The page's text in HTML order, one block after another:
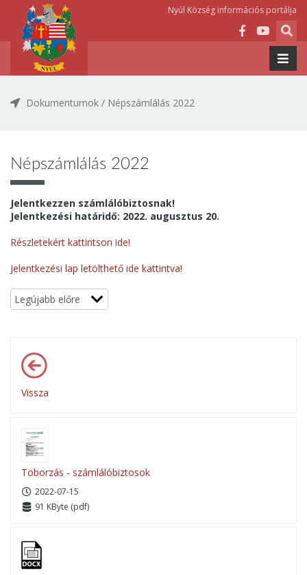
Nyúl Község információs portálja
Dokumentumok / Népszámlálás 2022
Népszámlálás 2022
Jelentkezzen számlálóbiztosnak!
Jelentkezési határidő: 2022. augusztus 20.
Részletekért kattintson ide!
Jelentkezési lap letölthető ide kattintva!
Vissza
Toborzás - számlálóbiztosok
2022-07-15
91 KByte (pdf)